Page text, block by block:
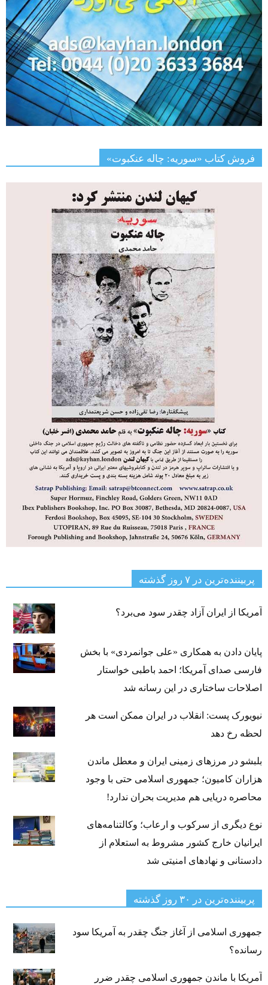
فروش کتاب «سوریه: چاله عنکبوت»
پربیننده‌ترین‌ در ۷ روز گذشته
آمریکا از ایران آزاد چقدر سود می‌برد؟
پایان دادن به همکاری «علی جوانمردی» با بخش
فارسی صدای آمریکا؛ احمد باطبی خواستار
اصلاحات ساختاری در این رسانه شد
نیویورک پست: انقلاب در ایران ممکن است هر
لحظه رخ دهد
بلبشو در مرزهای زمینی ایران و معطل ماندن
هزاران کامیون؛ جمهوری اسلامی حتی با وجود
محاصره دریایی هم مدیریت بحران ندارد!
نوع دیگری از سرکوب و ارعاب؛ وکالتنامه‌های
ایرانیان خارج کشور مشروط به استعلام از
دادستانی و نهادهای امنیتی شد
پربیننده‌ترین‌ در ۳۰ روز گذشته
جمهوری اسلامی از آغاز جنگ چقدر به آمریکا سود
رسانده؟
آمریکا با ماندن جمهوری اسلامی چقدر ضرر